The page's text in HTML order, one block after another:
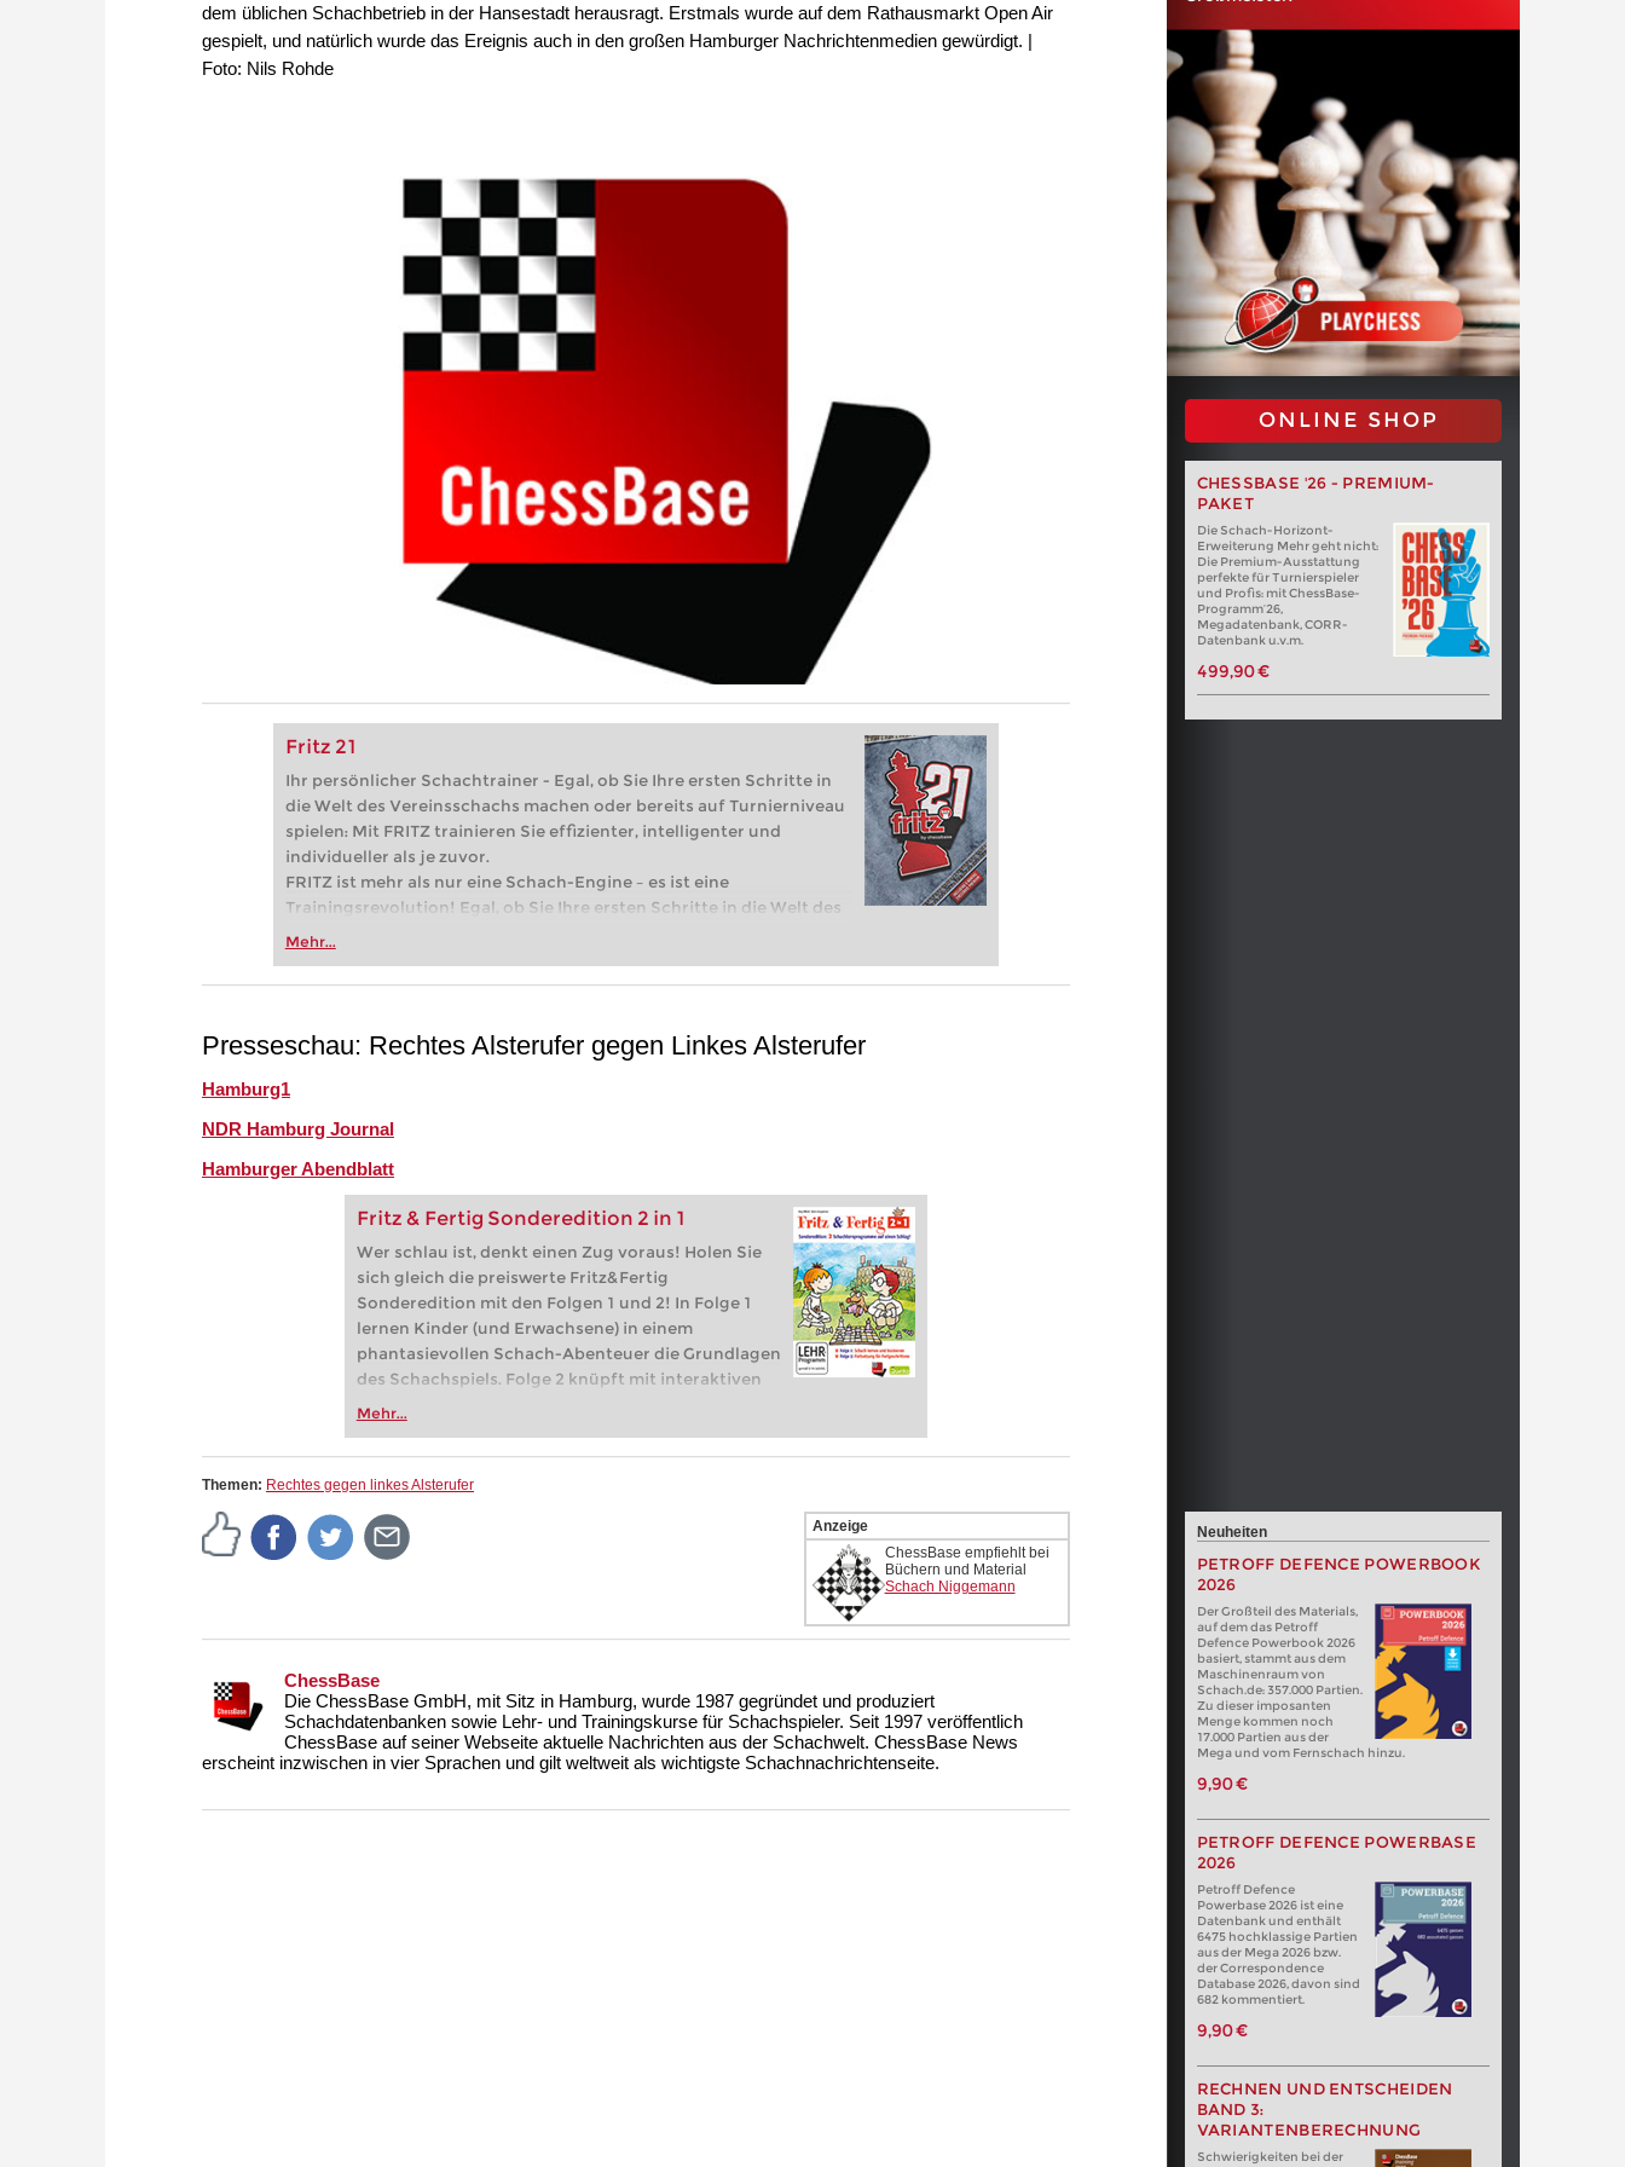
dem üblichen Schachbetrieb in der Hansestadt herausragt. Erstmals wurde auf dem Rathausmarkt Open Air
gespielt, und natürlich wurde das Ereignis auch in den großen Hamburger Nachrichtenmedien gewürdigt. |
Foto: Nils Rohde
Fritz 21
Ihr persönlicher Schachtrainer - Egal, ob Sie Ihre ersten Schritte in
die Welt des Vereinsschachs machen oder bereits auf Turnierniveau
spielen: Mit FRITZ trainieren Sie effizienter, intelligenter und
individueller als je zuvor.
FRITZ ist mehr als nur eine Schach-Engine – es ist eine
Trainingsrevolution! Egal, ob Sie Ihre ersten Schritte in die Welt des
Vereinsschachs machen oder bereits auf Turnierniveau spielen: Mit
zuvor.
Mehr...
ONLINE SHOP
CHESSBASE '26 - PREMIUM-
PAKET
Die Schach-Horizont-
Erweiterung Mehr geht nicht:
Die Premium-Ausstattung
perfekte für Turnierspieler
und Profis: mit ChessBase-
Programm’26,
Megadatenbank, CORR-
Datenbank u.v.m.
499,90 €
Presseschau: Rechtes Alsterufer gegen Linkes Alsterufer
Hamburg1
NDR Hamburg Journal
Hamburger Abendblatt
Fritz & Fertig Sonderedition 2 in 1
Wer schlau ist, denkt einen Zug voraus! Holen Sie
sich gleich die preiswerte Fritz&Fertig
Sonderedition mit den Folgen 1 und 2! In Folge 1
lernen Kinder (und Erwachsene) in einem
phantasievollen Schach-Abenteuer die Grundlagen
des Schachspiels. Folge 2 knüpft mit interaktiven
Spielmodulen zu Eröffnung, Taktik, Strategie und
Mehr...
Themen: Rechtes gegen linkes Alsterufer
Anzeige
ChessBase empfiehlt bei
Büchern und Material
Schach Niggemann
ChessBase
Die ChessBase GmbH, mit Sitz in Hamburg, wurde 1987 gegründet und produziert
Schachdatenbanken sowie Lehr- und Trainingskurse für Schachspieler. Seit 1997 veröffentlich
ChessBase auf seiner Webseite aktuelle Nachrichten aus der Schachwelt. ChessBase News
erscheint inzwischen in vier Sprachen und gilt weltweit als wichtigste Schachnachrichtenseite.
Neuheiten
PETROFF DEFENCE POWERBOOK
2026
Der Großteil des Materials,
auf dem das Petroff
Defence Powerbook 2026
basiert, stammt aus dem
Maschinenraum von
Schach.de: 357.000 Partien.
Zu dieser imposanten
Menge kommen noch
17.000 Partien aus der
Mega und vom Fernschach hinzu.
9,90 €
PETROFF DEFENCE POWERBASE
2026
Petroff Defence
Powerbase 2026 ist eine
Datenbank und enthält
6475 hochklassige Partien
aus der Mega 2026 bzw.
der Correspondence
Database 2026, davon sind
682 kommentiert.
9,90 €
RECHNEN UND ENTSCHEIDEN
BAND 3:
VARIANTENBERECHNUNG
Schwierigkeiten bei der